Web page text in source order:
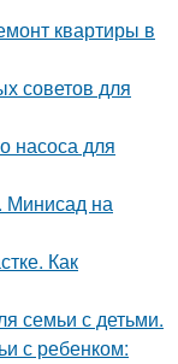
квартиры в
советов для
насоса для
Минисад на
Как
семьи с детьми.
с ребенком: